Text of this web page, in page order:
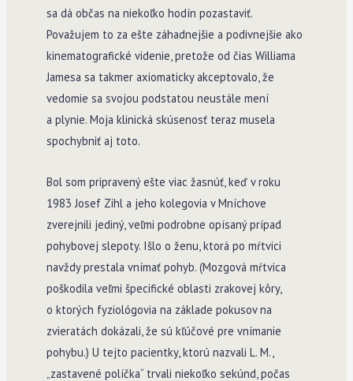
sa dá občas na niekoľko hodín pozastaviť.
Považujem to za ešte záhadnejšie a podivnejšie ako
kinematografické videnie, pretože od čias Williama
Jamesa sa takmer axiomaticky akceptovalo, že
vedomie sa svojou podstatou neustále mení
a plynie. Moja klinická skúsenosť teraz musela
spochybniť aj toto.
Bol som pripravený ešte viac žasnúť, keď v roku
1983 Josef Zihl a jeho kolegovia v Mníchove
zverejnili jediný, veľmi podrobne opísaný prípad
pohybovej slepoty. Išlo o ženu, ktorá po mŕtvici
navždy prestala vnímať pohyb. (Mozgová mŕtvica
poškodila veľmi špecifické oblasti zrakovej kôry,
o ktorých fyziológovia na základe pokusov na
zvieratách dokázali, že sú kľúčové pre vnímanie
pohybu.) U tejto pacientky, ktorú nazvali L. M.,
„zastavené políčka“ trvali niekoľko sekúnd, počas